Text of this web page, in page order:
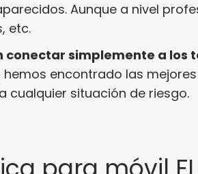
Aunque a nivel
etc.
simplemente a los
hemos encontrado las
cualquier situación de riesgo.